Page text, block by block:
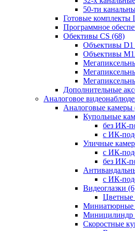
50-ти
Готовые комплекты
Программное
Обективы CS (68)
Объективы D1
Объективы
Дополнительные
Аналоговое
Аналоговые камеры
Купольные
без ИК-
с ИК-
Уличные
с ИК-
без ИК-
с ИК-
Видеоглазки
Цветные
Миниатюрные
Миницилиндр
Скоростные